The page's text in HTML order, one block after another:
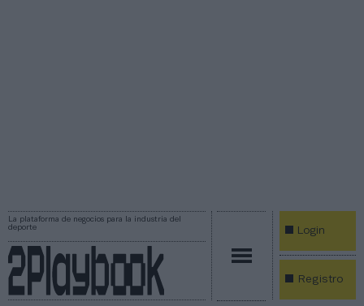
La plataforma de negocios para la industria del
deporte
Login
Registro